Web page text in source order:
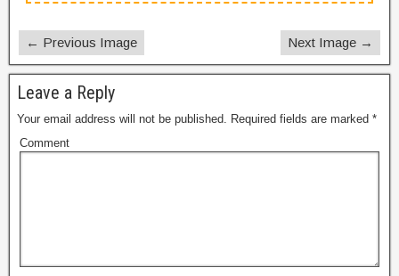
← Previous Image Next Image →
Leave a Reply
Your email address will not be published. Required fields are marked *
Comment